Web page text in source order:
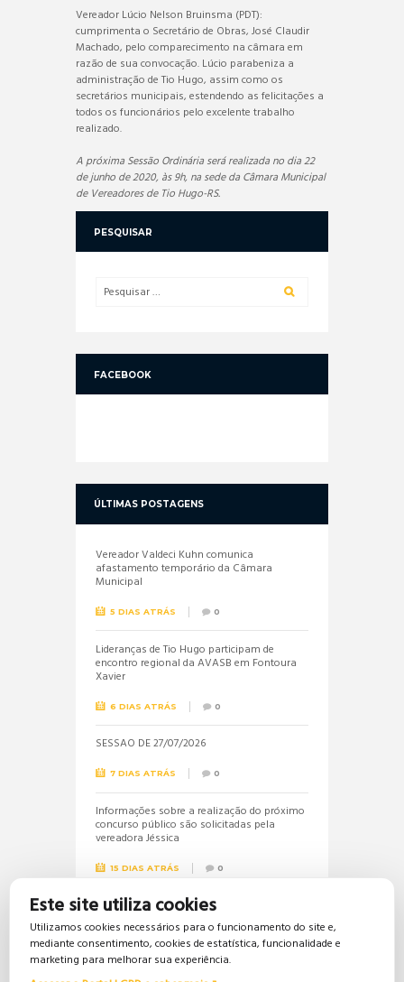
Vereador Lúcio Nelson Bruinsma (PDT):
cumprimenta o Secretário de Obras, José Claudir
Machado, pelo comparecimento na câmara em
razão de sua convocação. Lúcio parabeniza a
administração de Tio Hugo, assim como os
secretários municipais, estendendo as felicitações a
todos os funcionários pelo excelente trabalho
realizado.
A próxima Sessão Ordinária será realizada no dia 22
de junho de 2020, às 9h, na sede da Câmara Municipal
de Vereadores de Tio Hugo-RS.
PESQUISAR
FACEBOOK
ÚLTIMAS POSTAGENS
Vereador Valdeci Kuhn comunica
afastamento temporário da Câmara
Municipal
5 DIAS ATRÁS 0
Lideranças de Tio Hugo participam de
encontro regional da AVASB em Fontoura
Xavier
6 DIAS ATRÁS 0
SESSÃO DE 27/07/2026
7 DIAS ATRÁS 0
Informações sobre a realização do próximo
concurso público são solicitadas pela
vereadora Jéssica
15 DIAS ATRÁS 0
Vereadora Jéssica solicita lista dos
beneficiários do Bolsa Família
15 DIAS ATRÁS 0
Este site utiliza cookies
Utilizamos cookies necessários para o funcionamento do site e,
mediante consentimento, cookies de estatística, funcionalidade e
marketing para melhorar sua experiência.